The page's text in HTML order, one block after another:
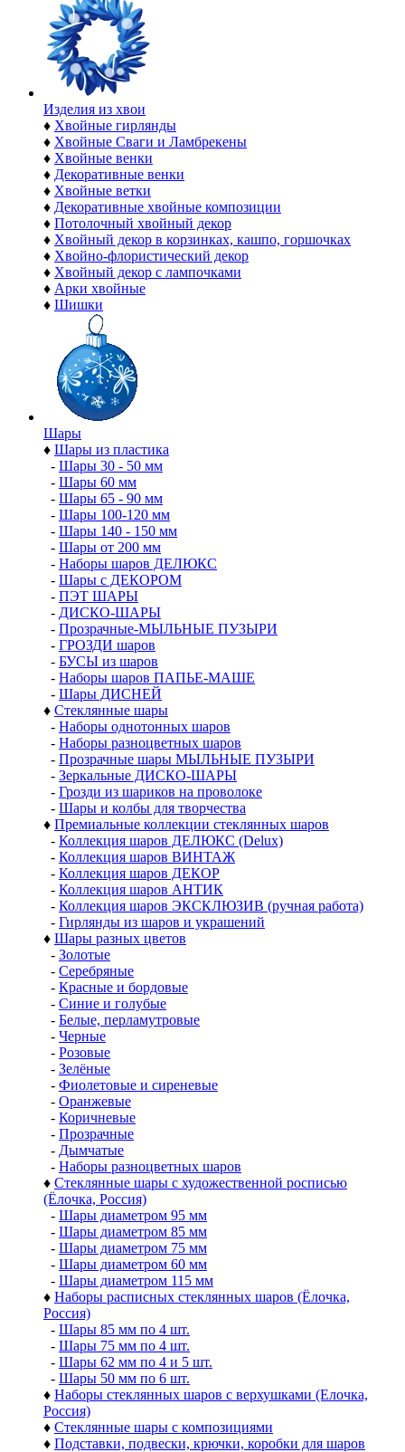
Изделия из хвои
♦ Хвойные гирлянды
♦ Хвойные Сваги и Ламбрекены
♦ Хвойные венки
♦ Декоративные венки
♦ Хвойные ветки
♦ Декоративные хвойные композиции
♦ Потолочный хвойный декор
♦ Хвойный декор в корзинках, кашпо, горшочках
♦ Хвойно-флористический декор
♦ Хвойный декор с лампочками
♦ Арки хвойные
♦ Шишки
Шары
♦ Шары из пластика
- Шары 30 - 50 мм
- Шары 60 мм
- Шары 65 - 90 мм
- Шары 100-120 мм
- Шары 140 - 150 мм
- Шары от 200 мм
- Наборы шаров ДЕЛЮКС
- Шары с ДЕКОРОМ
- ПЭТ ШАРЫ
- ДИСКО-ШАРЫ
- Прозрачные-МЫЛЬНЫЕ ПУЗЫРИ
- ГРОЗДИ шаров
- БУСЫ из шаров
- Наборы шаров ПАПЬЕ-МАШЕ
- Шары ДИСНЕЙ
♦ Стеклянные шары
- Наборы однотонных шаров
- Наборы разноцветных шаров
- Прозрачные шары МЫЛЬНЫЕ ПУЗЫРИ
- Зеркальные ДИСКО-ШАРЫ
- Грозди из шариков на проволоке
- Шары и колбы для творчества
♦ Премиальные коллекции стеклянных шаров
- Коллекция шаров ДЕЛЮКС (Delux)
- Коллекция шаров ВИНТАЖ
- Коллекция шаров ДЕКОР
- Коллекция шаров АНТИК
- Коллекция шаров ЭКСКЛЮЗИВ (ручная работа)
- Гирлянды из шаров и украшений
♦ Шары разных цветов
- Золотые
- Серебряные
- Красные и бордовые
- Синие и голубые
- Белые, перламутровые
- Черные
- Розовые
- Зелёные
- Фиолетовые и сиреневые
- Оранжевые
- Коричневые
- Прозрачные
- Дымчатые
- Наборы разноцветных шаров
♦ Стеклянные шары с художественной росписью
(Ёлочка, Россия)
- Шары диаметром 95 мм
- Шары диаметром 85 мм
- Шары диаметром 75 мм
- Шары диаметром 60 мм
- Шары диаметром 115 мм
♦ Наборы расписных стеклянных шаров (Ёлочка,
Россия)
- Шары 85 мм по 4 шт.
- Шары 75 мм по 4 шт.
- Шары 62 мм по 4 и 5 шт.
- Шары 50 мм по 6 шт.
♦ Наборы стеклянных шаров с верхушками (Елочка,
Россия)
♦ Стеклянные шары с композициями
♦ Подставки, подвески, крючки, коробки для шаров